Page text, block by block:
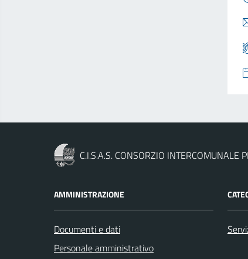
C.I.S.A.S. CONSORZIO INTERCOMUNALE
AMMINISTRAZIONE
Documenti e dati
Personale amministrativo